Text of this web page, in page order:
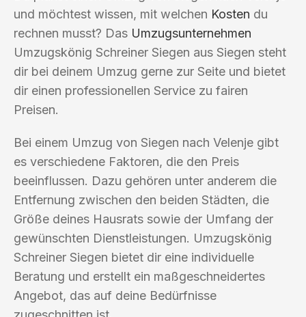
und möchtest wissen, mit welchen Kosten du
rechnen musst? Das Umzugsunternehmen
Umzugskönig Schreiner Siegen aus Siegen steht
dir bei deinem Umzug gerne zur Seite und bietet
dir einen professionellen Service zu fairen
Preisen.
Bei einem Umzug von Siegen nach Velenje gibt
es verschiedene Faktoren, die den Preis
beeinflussen. Dazu gehören unter anderem die
Entfernung zwischen den beiden Städten, die
Größe deines Hausrats sowie der Umfang der
gewünschten Dienstleistungen. Umzugskönig
Schreiner Siegen bietet dir eine individuelle
Beratung und erstellt ein maßgeschneidertes
Angebot, das auf deine Bedürfnisse